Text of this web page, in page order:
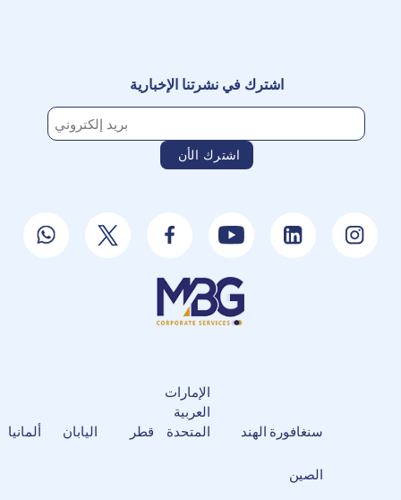
اشترك في نشرتنا الإخبارية
سنغافورة الهند
الإمارات
العربية
المتحدة
قطر اليابان ألمانيا
الصين